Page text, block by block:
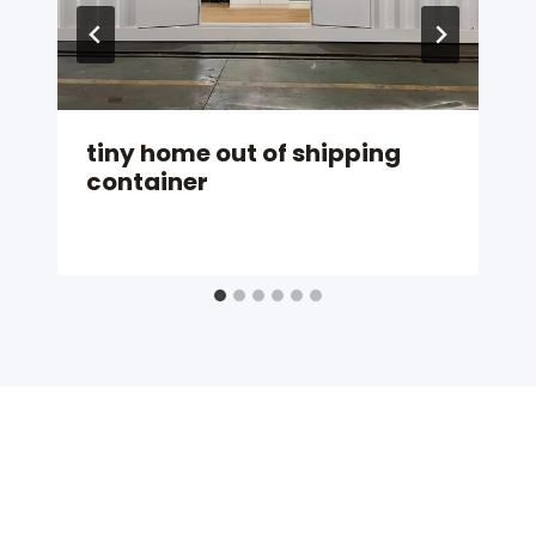
tiny home out of shipping
container